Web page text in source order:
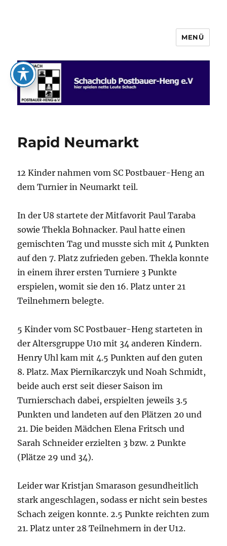
Schachclub Postbauer-Heng e.V.
MENÜ
Rapid Neumarkt
12 Kinder nahmen vom SC Postbauer-Heng an
dem Turnier in Neumarkt teil.
In der U8 startete der Mitfavorit Paul Taraba
sowie Thekla Bohnacker. Paul hatte einen
gemischten Tag und musste sich mit 4 Punkten
auf den 7. Platz zufrieden geben. Thekla konnte
in einem ihrer ersten Turniere 3 Punkte
erspielen, womit sie den 16. Platz unter 21
Teilnehmern belegte.
5 Kinder vom SC Postbauer-Heng starteten in
der Altersgruppe U10 mit 34 anderen Kindern.
Henry Uhl kam mit 4.5 Punkten auf den guten
8. Platz. Max Piernikarczyk und Noah Schmidt,
beide auch erst seit dieser Saison im
Turnierschach dabei, erspielten jeweils 3.5
Punkten und landeten auf den Plätzen 20 und
21. Die beiden Mädchen Elena Fritsch und
Sarah Schneider erzielten 3 bzw. 2 Punkte
(Plätze 29 und 34).
Leider war Kristjan Smarason gesundheitlich
stark angeschlagen, sodass er nicht sein bestes
Schach zeigen konnte. 2.5 Punkte reichten zum
21. Platz unter 28 Teilnehmern in der U12.